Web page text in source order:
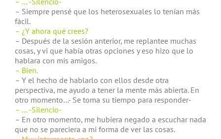
– Siempre pensé que los heterosexuales lo tenían más
fácil.
– ¿Y ahora qué crees?
– Después de la sesión anterior, me replantee muchas
cosas, y vi que había otras opciones y eso hizo que lo
hablara con mis amigos.
– Bien.
– Y el hecho de hablarlo con ellos desde otra
perspectiva, me ayudo a tener la mente más abierta. En
otro momento…- Se toma su tiempo para responder-
– … -Silencio-
– En otro momento, me hubiera negado a escuchar nada
que no se pareciera a mi forma de ver las cosas.